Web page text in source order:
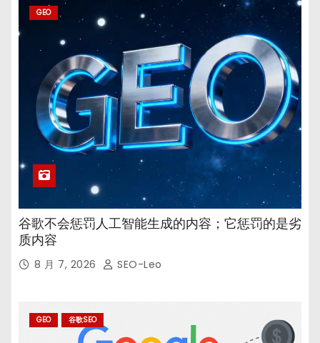
GEO
谷歌不会惩罚人工智能生成的内容；它惩罚的是劣
质内容
8 月 7, 2026 SEO-Leo
GEO 谷歌SEO